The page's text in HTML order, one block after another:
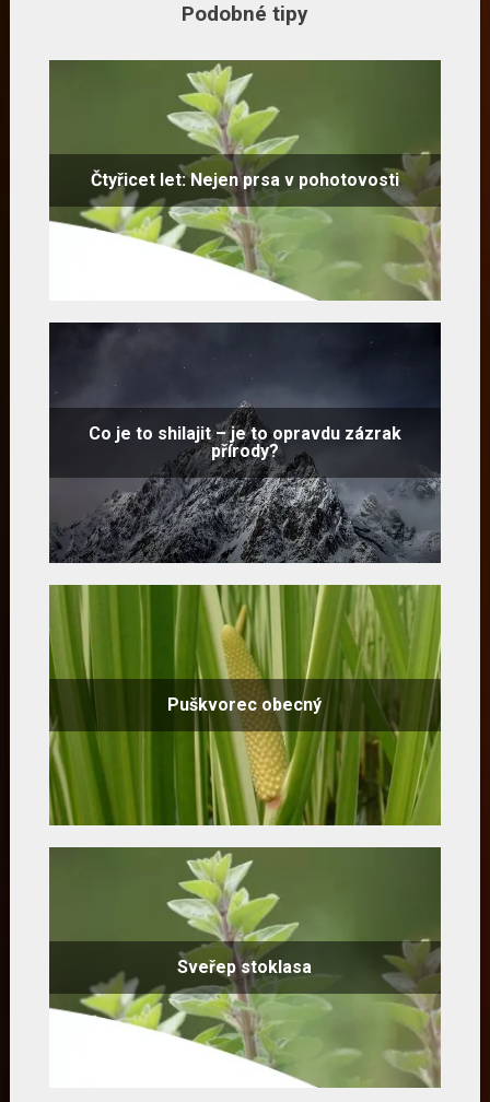
Podobné tipy
Čtyřicet let: Nejen prsa v pohotovosti
Co je to shilajit – je to opravdu zázrak
přírody?
Puškvorec obecný
Sveřep stoklasa